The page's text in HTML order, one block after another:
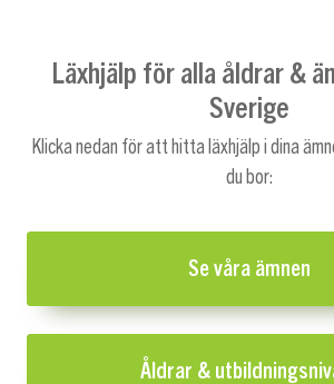
Läxhjälp för alla åldrar &
Sverige
Klicka nedan för att hitta läxhjälp i dina
du bor:
Se våra ämnen
Åldrar &